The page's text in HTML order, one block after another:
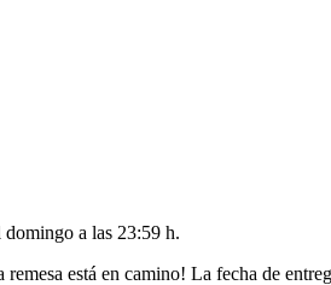
domingo a las 23:59 h.
está en camino! La fecha de